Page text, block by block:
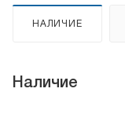
НАЛИЧИЕ
Наличие